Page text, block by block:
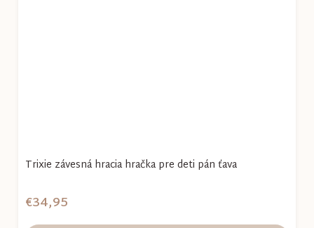
Trixie závesná hracia hračka pre deti pán ťava
€34,95